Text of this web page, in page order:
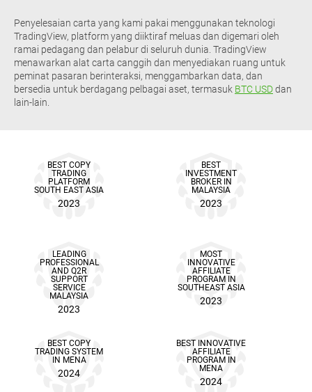
Penyelesaian carta yang kami pakai menggunakan teknologi
TradingView, platform yang diiktiraf meluas dan digemari oleh
ramai pedagang dan pelabur di seluruh dunia. TradingView
menawarkan alat carta canggih dan menyediakan ruang untuk
peminat pasaran berinteraksi, menggambarkan data, dan
bersedia untuk berdagang pelbagai aset, termasuk BTC USDdan
lain-lain.
BEST COPY
TRADING
PLATFORM
SOUTH EAST ASIA
2023
BEST
INVESTMENT
BROKER IN
MALAYSIA
2023
LEADING
PROFESSIONAL
AND Q2R
SUPPORT
SERVICE
MALAYSIA
2023
MOST
INNOVATIVE
AFFILIATE
PROGRAM IN
SOUTHEAST ASIA
2023
BEST COPY
TRADING SYSTEM
IN MENA
2024
BEST INNOVATIVE
AFFILIATE
PROGRAM IN
MENA
2024